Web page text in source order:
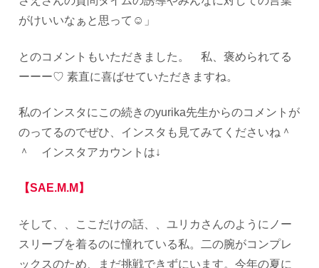
がけいいなぁと思って☺︎」
とのコメントもいただきました。 私、褒められてる
ーーー♡ 素直に喜ばせていただきますね。
私のインスタにこの続きのyurika先生からのコメントが
のってるのでぜひ、インスタも見てみてくださいね＾
＾ インスタアカウントは↓
【SAE.M.M】
そして、、ここだけの話、、ユリカさんのようにノー
スリーブを着るのに憧れている私。二の腕がコンプレ
ックスのため、まだ挑戦できずにいます。今年の夏に